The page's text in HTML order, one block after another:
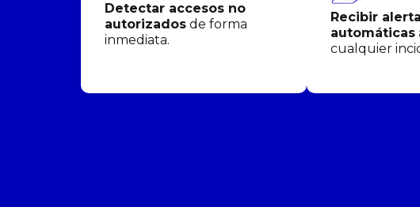
Detectar accesos no
autorizados de forma
inmediata.
Recibir
automáticas
cualquier